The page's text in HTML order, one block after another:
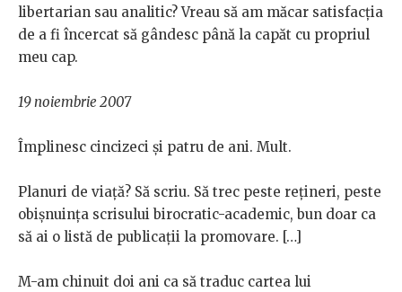
libertarian sau analitic? Vreau să am măcar satisfacția
de a fi încercat să gândesc până la capăt cu propriul
meu cap.
19 noiembrie 2007
Împlinesc cincizeci și patru de ani. Mult.
Planuri de viață? Să scriu. Să trec peste rețineri, peste
obișnuința scrisului birocratic-academic, bun doar ca
să ai o listă de publicații la promovare. […]
M-am chinuit doi ani ca să traduc cartea lui